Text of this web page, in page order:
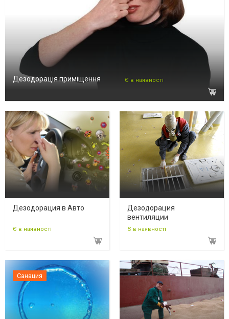
Дезодорація приміщення Є в наявності
Дезодорация в Авто
Є в наявності
Дезодорация
вентиляции
Є в наявності
Санация